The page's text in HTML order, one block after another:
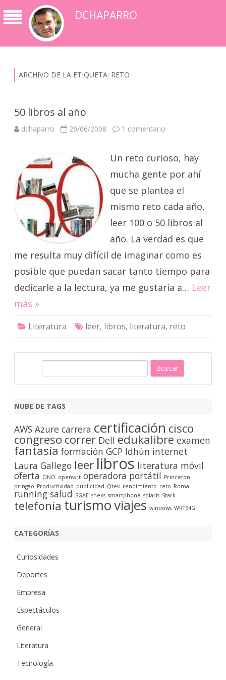
DCHAPARRO
ARCHIVO DE LA ETIQUETA: RETO
50 libros al año
dchaparro 29/06/2008 1 comentario
año
Un reto curioso, hay
mucha gente por ahí
que se plantea el
mismo reto cada año,
leer 100 o 50 libros al
año. La verdad es que
me resulta muy difícil de imaginar como es
posible que puedan sacar tanto tiempo para
dedicarle a la lectura, ya me gustaría a… Leer
más »
Literatura leer, libros, literatura, reto
c
r
NUBE DE TAGS
AWS Azure carrera certificación cisco
congreso correr Dell edukalibre examen
fantasía formación GCP Idhún internet
Laura Gallego leer libros literatura móvil
oferta ONO openwrt operadora portátil Princeton
pringao Productividad publicidad Qtek rendimiento reto Roma
running salud SGAE sheks smartphone solaris Stark
telefonía turismoviajes windows WRT54G
CATEGORÍAS
Curiosidades
Deportes
Empresa
Espectáculos
General
Literatura
Tecnología